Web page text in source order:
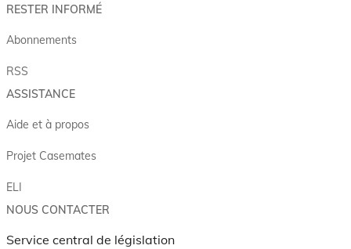
RESTER INFORMÉ
Abonnements
RSS
ASSISTANCE
Aide et à propos
Projet Casemates
ELI
NOUS CONTACTER
Service central de législation